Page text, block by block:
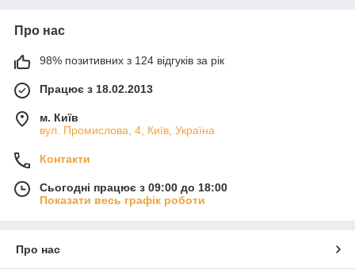
Про нас
98% позитивних з 124 відгуків за рік
Працює з 18.02.2013
м. Київ
вул. Промислова, 4, Київ, Україна
Контакти
Сьогодні працює з 09:00 до 18:00
Показати весь графік роботи
Про нас